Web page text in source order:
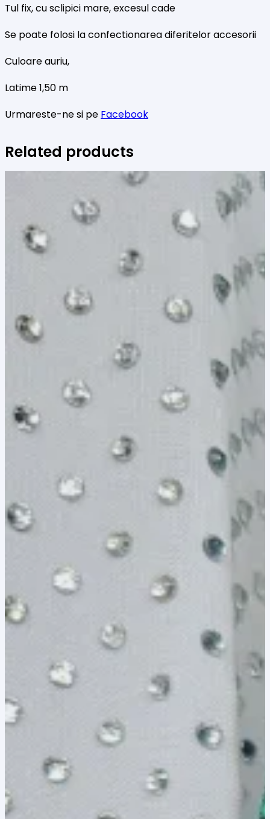
Tul fix, cu sclipici mare, excesul cade
Se poate folosi la confectionarea diferitelor accesorii
Culoare auriu,
Latime 1,50 m
Urmareste-ne si pe Facebook
Related products